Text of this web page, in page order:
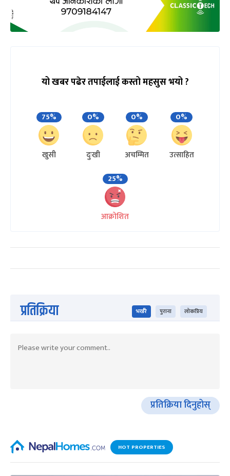
यो खबर पढेर तपाईलाई कस्तो महसुस भयो ?
75%
खुसी
0%
दुःखी
0%
अचम्मित
0%
उत्साहित
25%
आक्रोशित
प्रतिक्रिया भर्खरै पुराना लोकप्रिय
प्रतिक्रिया दिनुहोस्
HOT PROPERTIES